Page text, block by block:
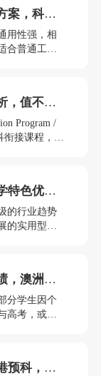
帮助普通家
案，科学
用性强，相
普通工薪
合2026年最
方案，帮助
程就读成
，值不值
Program /
接课程，主
特色优势
的行业趋势
实用型专
，澳洲留
分学生因个
高考，或是
预科，门